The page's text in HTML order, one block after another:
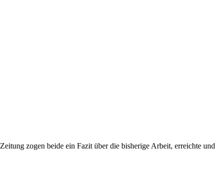
zogen beide ein Fazit über die bisherige Arbeit, erreichte und